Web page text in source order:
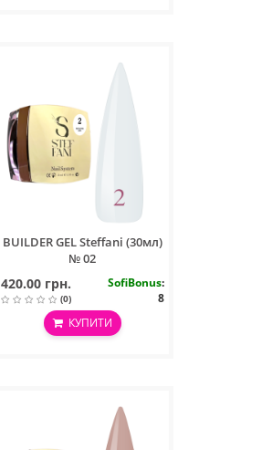
BUILDER GEL Steffani (30мл)
№ 02
420.00 грн.
(0)
SofiBonus:
8
КУПИТИ